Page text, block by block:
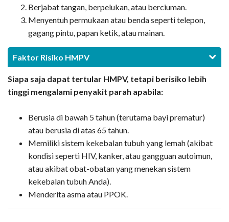
Berjabat tangan, berpelukan, atau berciuman.
Menyentuh permukaan atau benda seperti telepon,
gagang pintu, papan ketik, atau mainan.
Faktor Risiko HMPV
Siapa saja dapat tertular HMPV, tetapi berisiko lebih
tinggi mengalami penyakit parah apabila:
Berusia di bawah 5 tahun (terutama bayi prematur)
atau berusia di atas 65 tahun.
Memiliki sistem kekebalan tubuh yang lemah (akibat
kondisi seperti HIV, kanker, atau gangguan autoimun,
atau akibat obat-obatan yang menekan sistem
kekebalan tubuh Anda).
Menderita asma atau PPOK.